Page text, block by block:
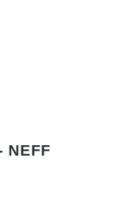
NEFF